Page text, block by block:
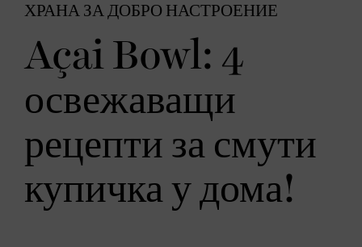
ХРАНА ЗА ДОБРО НАСТРОЕНИЕ
Açai Bowl: 4
освежаващи
рецепти за смути
купичка у дома!